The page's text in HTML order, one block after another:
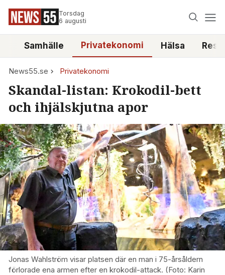
Torsdag
6 augusti
Samhälle Privatekonomi Hälsa
News55.se Privatekonomi
Skandal-listan: Krokodil-bett
och ihjälskjutna apor
Jonas Wahlström visar platsen där en man i 75-årsåldern
förlorade ena armen efter en krokodil-attack. (Foto: Karin